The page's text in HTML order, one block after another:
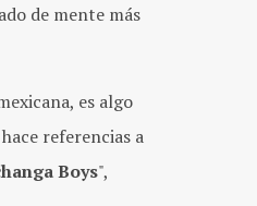
de mente más
es algo
referencias a
Boys",